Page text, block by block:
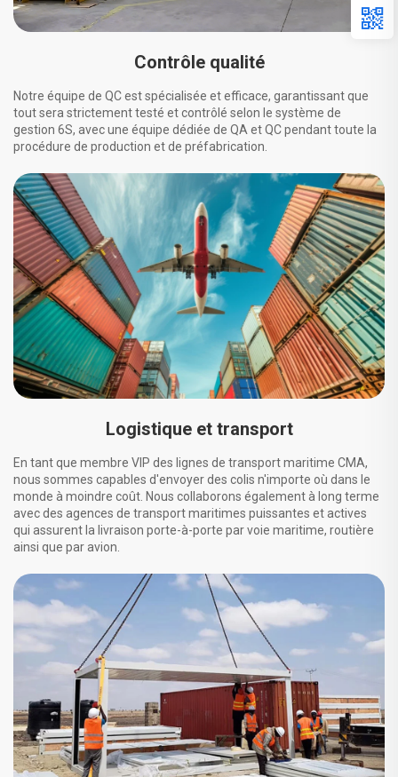
Contrôle qualité
Notre équipe de QC est spécialisée et efficace, garantissant que
tout sera strictement testé et contrôlé selon le système de
gestion 6S, avec une équipe dédiée de QA et QC pendant toute la
procédure de production et de préfabrication.
Logistique et transport
En tant que membre VIP des lignes de transport maritime CMA,
nous sommes capables d'envoyer des colis n'importe où dans le
monde à moindre coût. Nous collaborons également à long terme
avec des agences de transport maritimes puissantes et actives
qui assurent la livraison porte-à-porte par voie maritime, routière
ainsi que par avion.